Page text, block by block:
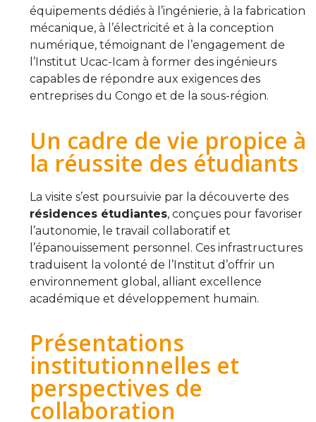
équipements dédiés à l’ingénierie, à la fabrication
mécanique, à l’électricité et à la conception
numérique, témoignant de l’engagement de
l’Institut Ucac-Icam à former des ingénieurs
capables de répondre aux exigences des
entreprises du Congo et de la sous-région.
Un cadre de vie propice à
la réussite des étudiants
La visite s’est poursuivie par la découverte des
résidences étudiantes, conçues pour favoriser
l’autonomie, le travail collaboratif et
l’épanouissement personnel. Ces infrastructures
traduisent la volonté de l’Institut d’offrir un
environnement global, alliant excellence
académique et développement humain.
Présentations
institutionnelles et
perspectives de
collaboration